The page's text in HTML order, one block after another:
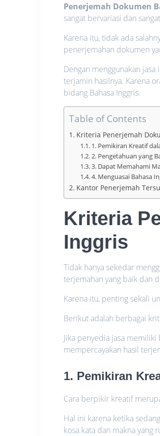
Penerjemah Dokumen
sangat bervariasi dan
Karena itu, tidak ada
penerjemahan dokumen
Dengan menggunakan
terjamin hasilnya. Karena
bidang Bahasa Inggris.
Table of Contents
Kriteria Penerjemah
1. Pemikiran Kreatif
2. Pengetahuan yang
3. Dapat Memahami
4. Menguasai Bahasa
Kantor Penerjemah
Kriteria
Inggris
Tidak hanya sekedar
terjemahan yang baik dan
Karena itu, penting sekali
Berikut adalah berbagai
Jika penyedia jasa
mempercayakan hasil
1. Pemikiran
Cara berpikir kreatif
Hal ini karena ketika
kosa kata dan makna yang